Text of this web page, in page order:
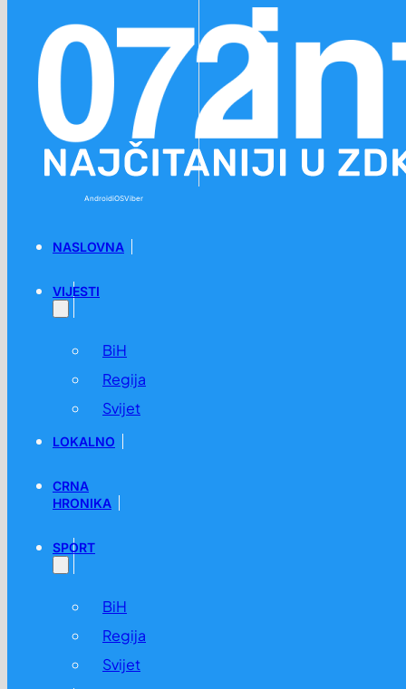
AndroidiOSViber
NASLOVNA
VIJESTI
BiH
Regija
Svijet
LOKALNO
CRNA
HRONIKA
SPORT
BiH
Regija
Svijet